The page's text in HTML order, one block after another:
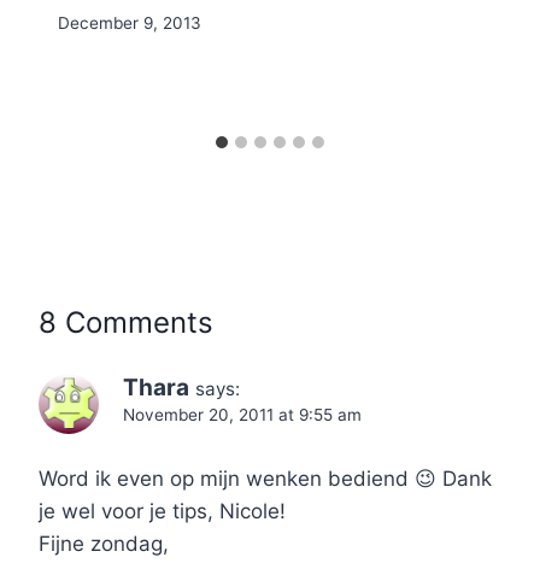
By
December 9, 2013
8 Comments
Thara says:
November 20, 2011 at 9:55 am
Word ik even op mijn wenken bediend 😉 Dank
je wel voor je tips, Nicole!
Fijne zondag,